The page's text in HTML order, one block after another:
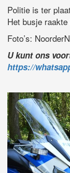
Politie is ter
Het busje
Foto’s:
U kunt ons
https://